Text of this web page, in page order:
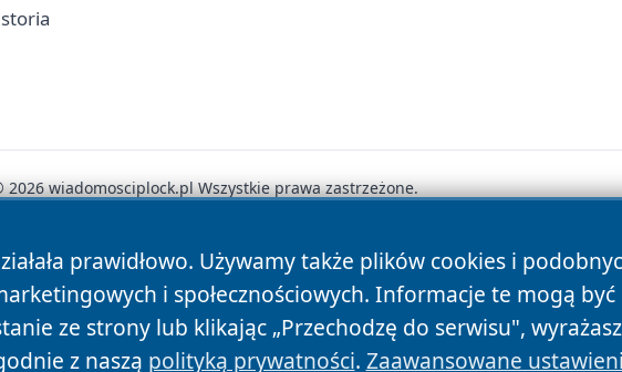
prawidłowo. Używamy także plików cookies i
i społecznościowych. Informacje te mogą
ze strony lub klikając „Przechodzę do serwisu",
z naszą polityką prywatności. Zaawansowane
wiadomosciplock.pl Wszystkie prawa zastrzeżone.
Polityka Prywatności Polityka Cookies